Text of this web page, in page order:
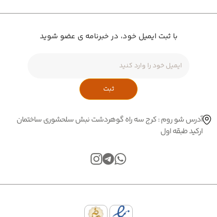
با ثبت ایمیل خود، در خبرنامه ی عضو شوید
ثبت
آدرس شو روم : کرج سه راه گوهردشت نبش سلحشوری ساختمان
ارکید طبقه اول